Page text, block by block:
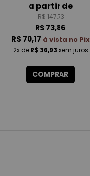
a partir de
R$ 147,73
R$ 73,86
R$ 70,17 à vista no Pix
2xde R$ 36,93 sem juros
COMPRAR